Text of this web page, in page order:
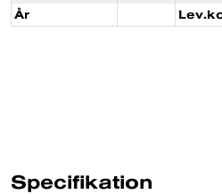
År
Specifikation